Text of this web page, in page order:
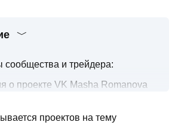
сообщества и трейдера:
о проекте VK Masha Romanova
бесплатные торговые сигналы
проектов на тему